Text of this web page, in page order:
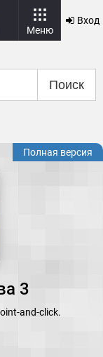
Меню
Вход
Поиск
Полная версия
3
and-click.